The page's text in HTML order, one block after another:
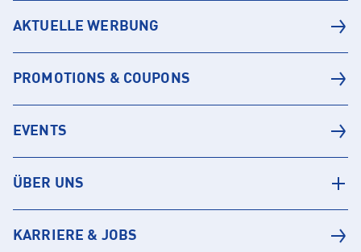
AKTUELLE WERBUNG
PROMOTIONS & COUPONS
EVENTS
ÜBER UNS
KARRIERE & JOBS